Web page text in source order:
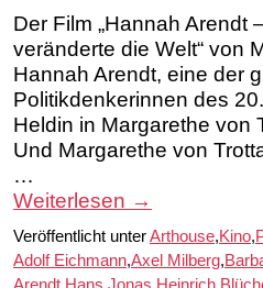
Der Film „Hannah Arendt
veränderte die Welt“ von
Hannah Arendt, eine der
Politikdenkerinnen des
Heldin in Margarethe von
Und Margarethe von
…
Weiterlesen →
Veröffentlicht unterArthouse,Kino,
Adolf Eichmann,Axel Milberg,
Arendt,Hans Jonas,Heinrich